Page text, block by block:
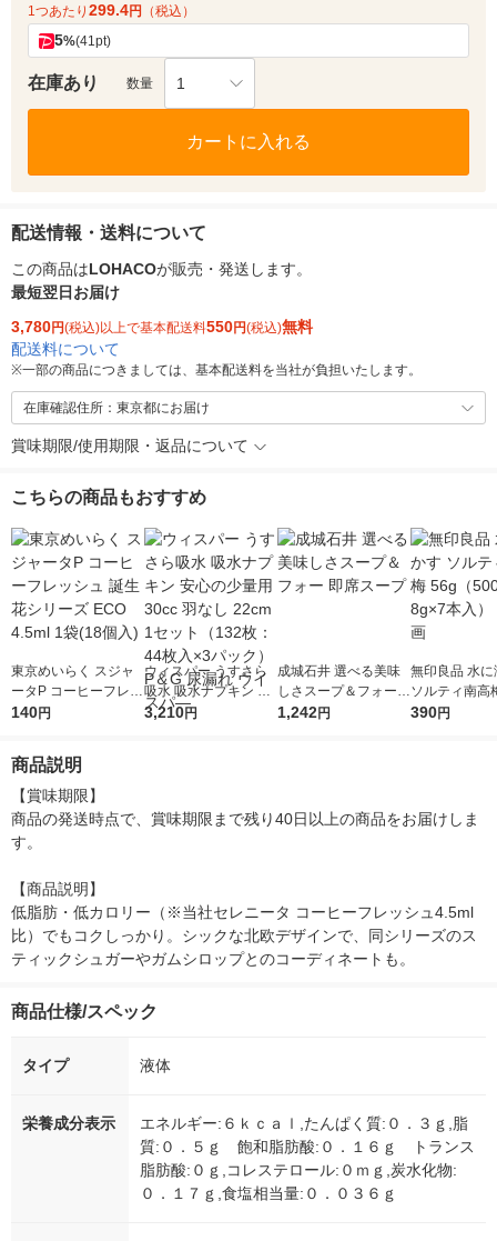
1つあたり 299.4円 （税込）
5%(41pt)
在庫あり 数量 1
カートに入れる
配送情報・送料について
この商品はLOHACOが販売・発送します。
最短翌日お届け
3,780円(税込)以上で基本配送料550円(税込)無料
配送料について
※一部の商品につきましては、基本配送料を当社が負担いたします。
在庫確認住所：東京都にお届け
賞味期限/使用期限・返品について
こちらの商品もおすすめ
東京めいらく スジャ
ータP コーヒーフレッ
シュ 誕生花シリーズ
140円
ウィスパー うすさら
吸水 吸水ナプキン 安
心の少量用 30cc 羽な
3,210円
成城石井 選べる美味
しさスープ＆フォー
即席スープ
1,242円
無印良品 水に
ソルティ南高
（500ml用
390円
商品説明
【賞味期限】
商品の発送時点で、賞味期限まで残り40日以上の商品をお届けしま
す。
【商品説明】
低脂肪・低カロリー（※当社セレニータ コーヒーフレッシュ4.5ml
比）でもコクしっかり。シックな北欧デザインで、同シリーズのス
ティックシュガーやガムシロップとのコーディネートも。
商品仕様/スペック
タイプ 液体
栄養成分表示
エネルギー:６ｋｃａｌ,たんぱく質:０．３ｇ,脂
質:０．５ｇ 飽和脂肪酸:０．１６ｇ トランス
脂肪酸:０ｇ,コレステロール:０ｍｇ,炭水化物:
０．１７ｇ,食塩相当量:０．０３６ｇ